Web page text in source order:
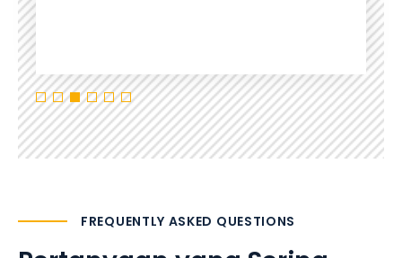
FREQUENTLY ASKED QUESTIONS